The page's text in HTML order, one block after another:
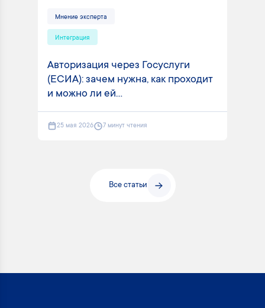
Мнение эксперта
Интеграция
Авторизация через Госуслуги
(ЕСИА): зачем нужна, как проходит
и можно ли ей...
25 мая 2026 7 минут чтения
Все статьи